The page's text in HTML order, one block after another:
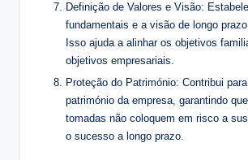
Definição de Valores e Visão:
fundamentais e a visão de longo
Isso ajuda a alinhar os objetivos
objetivos empresariais.
Proteção do Património: Contribui
património da empresa, garantindo
tomadas não coloquem em risco a
o sucesso a longo prazo.